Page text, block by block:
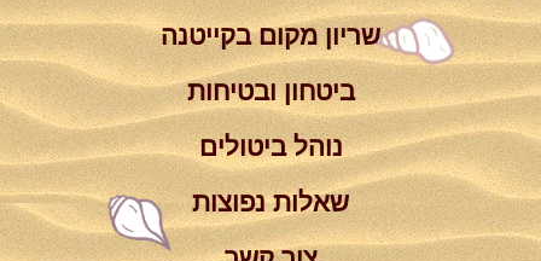
שריון מקום בקייטנה
ביטחון ובטיחות
נוהל ביטולים
שאלות נפוצות